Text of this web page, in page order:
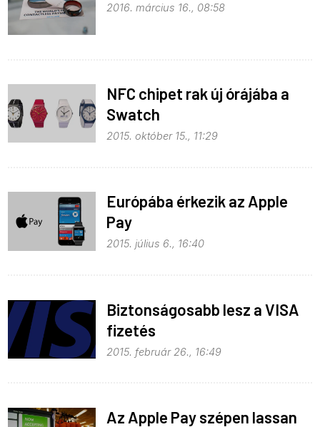
2016. március 16., 08:58
NFC chipet rak új órájába a
Swatch
2015. október 15., 11:29
Európába érkezik az Apple
Pay
2015. július 6., 16:40
Biztonságosabb lesz a VISA
fizetés
2015. február 26., 16:49
Az Apple Pay szépen lassan